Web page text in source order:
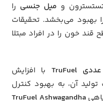
و میل جنسی را
بهبود می‌بخشد. تحقیقات
خون را در افراد مبتلا
با افزایش
آن، به بهبود کنترل
TruFuel Ashwagandha